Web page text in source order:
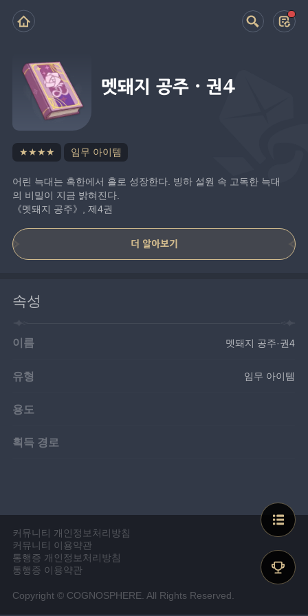
멧돼지 공주·권4
★★★★ 임무 아이템
어린 늑대는 혹한에서 홀로 성장한다. 빙하 설원 속 고독한 늑대
의 비밀이 지금 밝혀진다.
《멧돼지 공주》, 제4권
더 알아보기
속성
이름 멧돼지 공주·권4
유형 임무 아이템
용도
획득 경로
커뮤니티 개인정보처리방침
커뮤니티 이용약관
통행증 개인정보처리방침
통행증 이용약관
Copyright © COGNOSPHERE. All Rights Reserved.